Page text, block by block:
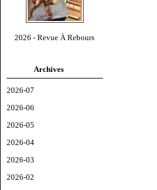
2026 - Revue À Rebours
Archives
2026-07
2026-06
2026-05
2026-04
2026-03
2026-02